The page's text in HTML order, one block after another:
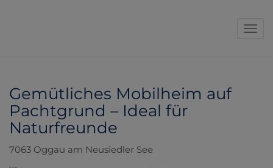
Gemütliches Mobilheim auf
Pachtgrund – Ideal für
Naturfreunde
7063 Oggau am Neusiedler See